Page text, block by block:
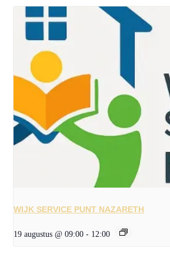
WIJK SERVICE PUNT NAZARETH
19 augustus @ 09:00 - 12:00